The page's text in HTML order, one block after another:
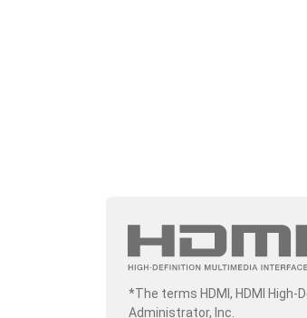
*The terms HDMI, HDMI
Administrator, Inc.